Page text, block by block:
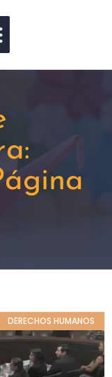
DERECHOS HUMANOS